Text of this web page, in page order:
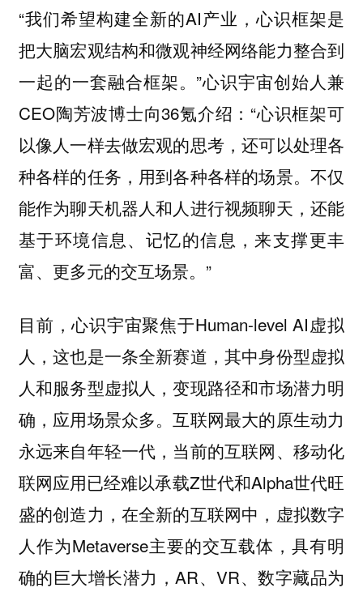
“我们希望构建全新的AI产业，心识框架是
把大脑宏观结构和微观神经网络能力整合到
一起的一套融合框架。”心识宇宙创始人兼
CEO陶芳波博士向36氪介绍：“心识框架可
以像人一样去做宏观的思考，还可以处理各
种各样的任务，用到各种各样的场景。不仅
能作为聊天机器人和人进行视频聊天，还能
基于环境信息、记忆的信息，来支撑更丰
富、更多元的交互场景。”
目前，心识宇宙聚焦于Human-level AI虚拟
人，这也是一条全新赛道，其中身份型虚拟
人和服务型虚拟人，变现路径和市场潜力明
确，应用场景众多。互联网最大的原生动力
永远来自年轻一代，当前的互联网、移动化
联网应用已经难以承载Z世代和Alpha世代旺
盛的创造力，在全新的互联网中，虚拟数字
人作为Metaverse主要的交互载体，具有明
确的巨大增长潜力，AR、VR、数字藏品为